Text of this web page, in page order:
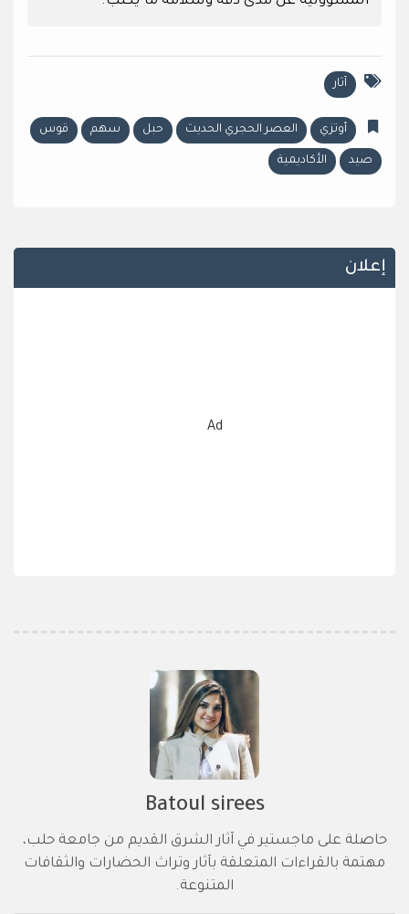
آثار
أوتزي العصر الحجري الحديث حبل سهم قوس
صيد الأكاديمية
إعلان
Ad
Batoul sirees
حاصلة على ماجستير في آثار الشرق القديم من جامعة حلب،
مهتمة بالقراءات المتعلقة بآثار وتراث الحضارات والثقافات
المتنوعة.